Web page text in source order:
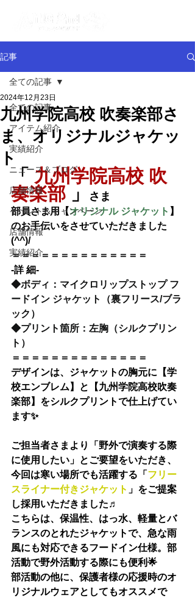
記事
全ての記事
アイテム紹介
実績紹介
ニュース＆ブログ
店舗情報
イベント＆キャンペーン
店舗情報
実績紹介
全ての記事
九州学院高校 吹奏楽部さ
ま、オリジナルジャケッ
ト
2024年12月23日
「 九州学院高校 吹
奏楽部 」 さま
部員さま用【オリジナル ジャケット 】
のお手伝いをさせていただきました
(^^)/
＝＝＝＝＝＝＝＝＝＝＝＝＝＝
-詳 細-
◆ボディ：マイクロリップストップ フ
ードイン ジャケット（裏フリース/ブラ
ック）
◆プリント箇所：左胸（シルクプリン
ト）
＝＝＝＝＝＝＝＝＝＝＝＝＝＝
デザインは、ジャケットの胸元に【学
校エンブレム】と【九州学院高校吹奏
楽部】をシルクプリントで仕上げてい
ます✨
ご担当者さまより「野外で演奏する際
に使用したい」とご要望をいただき、
今回は寒い場所でも活躍する 「 フリー
スライナー付きジャケット 」をご提案
し採用いただきました♬
こちらは、保温性、はっ水、軽量とバ
ランスのとれたジャケットで、急な雨
風にも対応できるフードイン仕様。部
活動で野外活動する際にも便利🌟
部活動の他に、保護者様の応援時のオ
リジナルウェアとしてもオススメで